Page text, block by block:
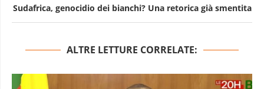
Sudafrica, genocidio dei bianchi? Una retorica già smentita
ALTRE LETTURE CORRELATE: